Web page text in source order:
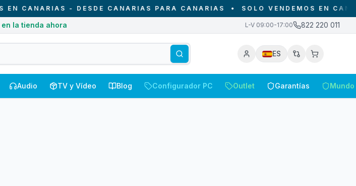
CANARIAS - DESDE CANARIAS PARA CANARIAS• SOLO VENDEMOS EN
la tienda ahora L-V 09:00-17:00 822 220 011
ES
Audio TV y Vídeo Blog Configurador PC Outlet Garantías